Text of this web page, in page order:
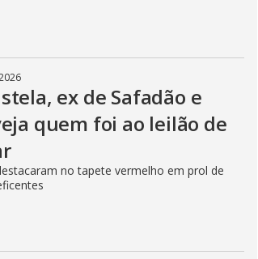
ex de Safadão e
quem foi ao leilão de
no tapete vermelho em prol de